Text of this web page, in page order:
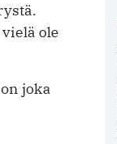
ole
joka